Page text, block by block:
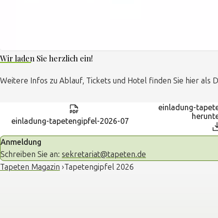
Wir laden Sie herzlich ein!
Weitere Infos zu Ablauf, Tickets und Hotel finden Sie hier als
einladung-tapetengipfel-2026-07
einladung-
Anmeldung
Schreiben Sie an: sekretariat@tapeten.de
Tapeten Magazin Tapetengipfel 2026